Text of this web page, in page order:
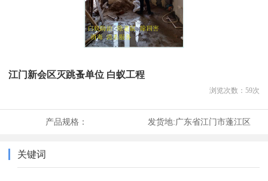
江门新会区灭跳蚤单位 白蚁工程
浏览次数： 59次
产品规格： 发货地:广东省江门市蓬江区
关键词